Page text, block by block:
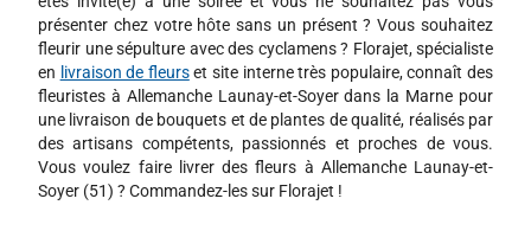
présenter chez votre hôte sans un présent ? Vous souhaitez
fleurir une sépulture avec des cyclamens ? Florajet, spécialiste
en livraison de fleurset site interne très populaire, connaît des
fleuristes à Allemanche Launay-et-Soyer dans la Marne pour
une livraison de bouquets et de plantes de qualité, réalisés par
des artisans compétents, passionnés et proches de vous.
Vous voulez faire livrer des fleurs à Allemanche Launay-et-
Soyer (51) ? Commandez-les sur Florajet !